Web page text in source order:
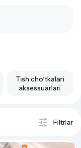
Tish cho‘tkalari
aksessuarlari
Filtrlar